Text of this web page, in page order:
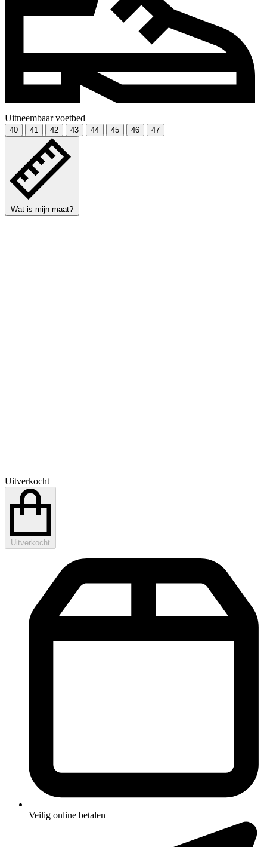
Uitneembaar voetbed
40 41 42 43 44 45 46 47
Wat is mijn maat?
Uitverkocht
Uitverkocht
Veilig online betalen